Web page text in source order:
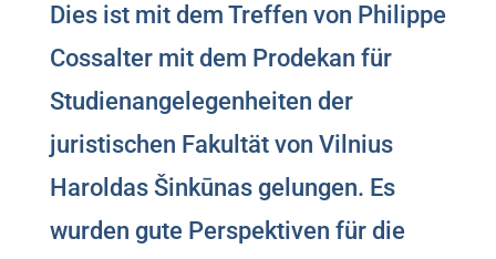
Dies ist mit dem Treffen von Philippe
Cossalter mit dem Prodekan für
Studienangelegenheiten der
juristischen Fakultät von Vilnius
Haroldas Šinkūnas gelungen. Es
wurden gute Perspektiven für die